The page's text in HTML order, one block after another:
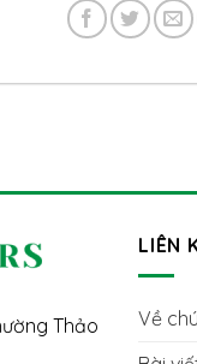
Thảo
LIÊN
Về